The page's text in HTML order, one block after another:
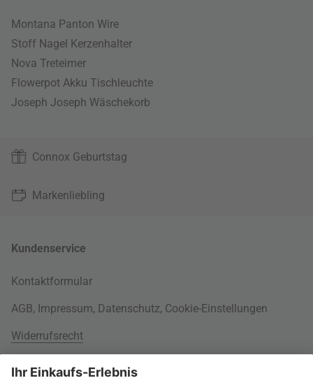
Montana Panton Wire
Stoff Nagel Kerzenhalter
Nova Treteimer
Flowerpot Akku Tischleuchte
Joseph Joseph Wäschekorb
Connox Geburtstag
Markenliebling
Kundenservice
Kontaktformular
AGB, Impressum, Datenschutz, Cookie-Einstellungen
Widerrufsrecht
Rund um Ihre Bestellung